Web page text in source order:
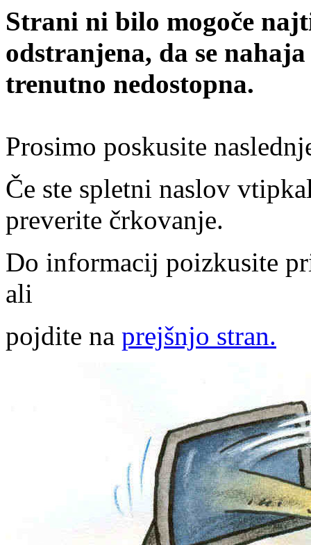
Strani ni bilo mogoče
odstranjena, da se
trenutno nedostopna.
Prosimo poskusite
Če ste spletni naslov
preverite črkovanje.
Do informacij poizkusite
ali
pojdite na prejšnjo stran.